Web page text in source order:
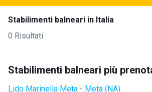
Stabilimenti balneari in Italia
0 Risultati
Stabilimenti balneari più
Lido Marinella Meta - Meta (NA)